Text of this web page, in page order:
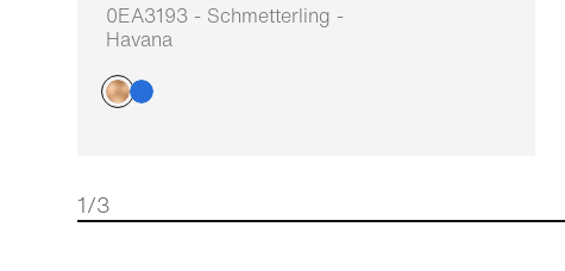
0EA3193 - Schmetterling -
Havana
1/3